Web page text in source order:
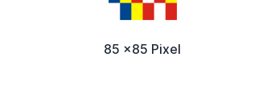
85 x85 Pixel